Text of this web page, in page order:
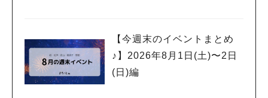
【今週末のイベントまとめ
♪】2026年8月1日(土)〜2日
(日)編
#イベント #公園 #教えたい／教えて投稿記事
#教えたい/こんなの見つけた